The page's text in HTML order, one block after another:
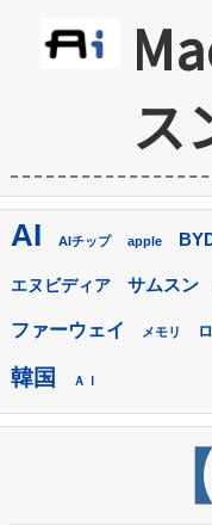
ス
AI AIチップ apple
エヌビディア サムスン
ファーウェイ メモリ
韓国 ＡＩ